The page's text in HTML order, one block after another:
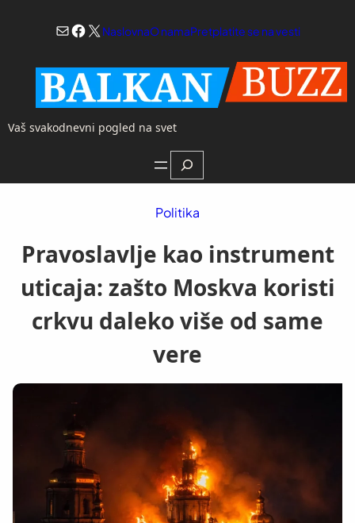
Mail
Facebook
X NaslovnaO namaPretplatite se na vesti
Vaš svakodnevni pogled na svet
Search
Politika
Pravoslavlje kao instrument
uticaja: zašto Moskva koristi
crkvu daleko više od same
vere